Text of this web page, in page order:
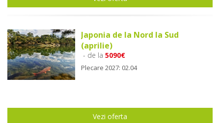
Japonia de la Nord la Sud
(aprilie)
- de la5090€
Plecare 2027: 02.04
Vezi oferta